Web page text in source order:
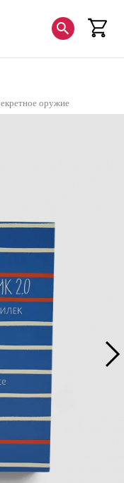
оружие